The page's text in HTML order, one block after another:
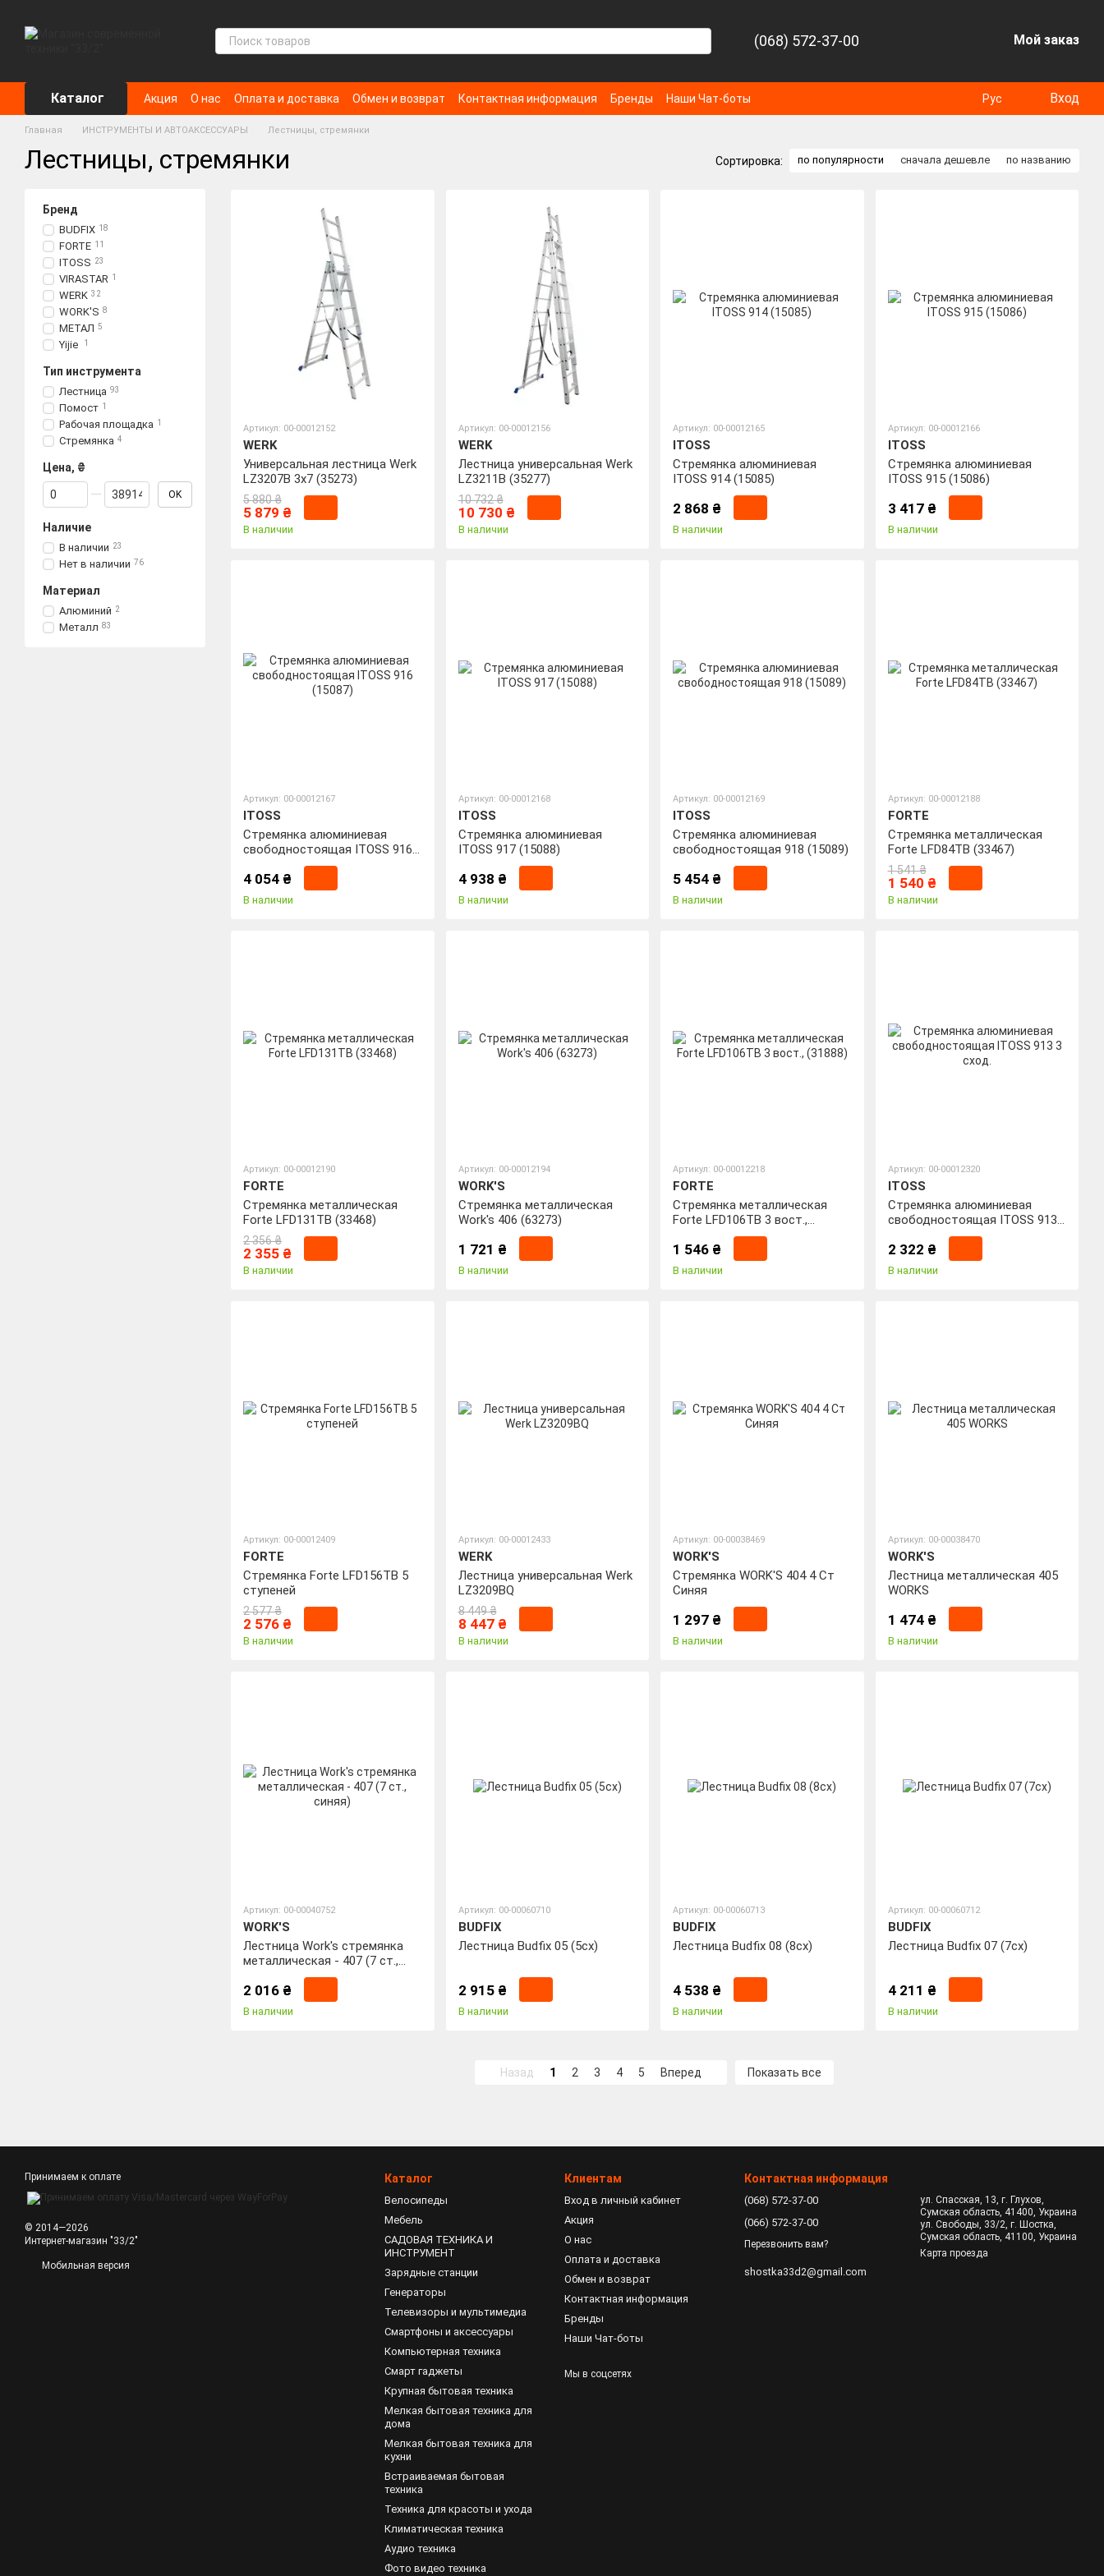
(068) 572-37-00 Мой заказ
Каталог Акция О нас Оплата и доставка Обмен и возврат Контактная информация Бренды Наши Чат-боты Рус Вход
Главная ИНСТРУМЕНТЫ И АВТОАКСЕССУАРЫ Лестницы, стремянки
Лестницы, стремянки Сортировка: по популярности сначала дешевле по названию
Артикул: 00-00012152
WERK
Универсальная лестница Werk
LZ3207B 3х7 (35273)
5 880 ₴
5 879 ₴
В наличии
Артикул: 00-00012156
WERK
Лестница универсальная Werk
LZ3211B (35277)
10 732 ₴
10 730 ₴
В наличии
Артикул: 00-00012165
ITOSS
Стремянка алюминиевая
ITOSS 914 (15085)
2 868 ₴
В наличии
Артикул: 00-00012166
ITOSS
Стремянка алюминиевая
ITOSS 915 (15086)
3 417 ₴
В наличии
Артикул: 00-00012167
ITOSS
Стремянка алюминиевая
свободностоящая ITOSS 916
4 054 ₴
В наличии
Артикул: 00-00012168
ITOSS
Стремянка алюминиевая
ITOSS 917 (15088)
4 938 ₴
В наличии
Артикул: 00-00012169
ITOSS
Стремянка алюминиевая
свободностоящая 918 (15089)
5 454 ₴
В наличии
Артикул: 00-00012188
FORTE
Стремянка металлическая
Forte LFD84TB (33467)
1 541 ₴
1 540 ₴
В наличии
Артикул: 00-00012190
FORTE
Стремянка металлическая
Forte LFD131TB (33468)
2 356 ₴
2 355 ₴
В наличии
Артикул: 00-00012194
WORK'S
Стремянка металлическая
Work's 406 (63273)
1 721 ₴
В наличии
Артикул: 00-00012218
FORTE
Стремянка металлическая
Forte LFD106TB 3 вост.,
1 546 ₴
В наличии
Артикул: 00-00012320
ITOSS
Стремянка алюминиевая
свободностоящая ITOSS 913
2 322 ₴
В наличии
Артикул: 00-00012409
FORTE
Стремянка Forte LFD156TB 5
ступеней
2 577 ₴
2 576 ₴
В наличии
Артикул: 00-00012433
WERK
Лестница универсальная Werk
LZ3209BQ
8 449 ₴
8 447 ₴
В наличии
Артикул: 00-00038469
WORK'S
Стремянка WORK'S 404 4 Ст
Синяя
1 297 ₴
В наличии
Артикул: 00-00038470
WORK'S
Лестница металлическая 405
WORKS
1 474 ₴
В наличии
Артикул: 00-00040752
WORK'S
Лестница Work's стремянка
металлическая - 407 (7 ст.,
2 016 ₴
В наличии
Артикул: 00-00060710
BUDFIX
Лестница Budfix 05 (5cx)
2 915 ₴
В наличии
Артикул: 00-00060713
BUDFIX
Лестница Budfix 08 (8cx)
4 538 ₴
В наличии
Артикул: 00-00060712
BUDFIX
Лестница Budfix 07 (7cx)
4 211 ₴
В наличии
Назад 1 2 3 4 5 Вперед Показать все
Бренд
BUDFIX 18
FORTE 11
ITOSS 23
VIRASTAR 1
WERK 32
WORK'S 8
МЕТАЛ 5
Yijie 1
Тип инструмента
Лестница 93
Помост 1
Рабочая площадка 1
Стремянка 4
Цена, ₴
От Цена, ₴
До Цена, ₴ OK
Наличие
В наличии 23
Нет в наличии 76
Материал
Алюминий 2
Металл 83
Принимаем к оплате
© 2014—2026
Интернет-магазин "33/2"
Мобильная версия
Каталог
Велосипеды
Мебель
САДОВАЯ ТЕХНИКА И
ИНСТРУМЕНТ
Зарядные станции
Генераторы
Телевизоры и мультимедиа
Смартфоны и аксессуары
Компьютерная техника
Смарт гаджеты
Крупная бытовая техника
Мелкая бытовая техника для
дома
Мелкая бытовая техника для
кухни
Встраиваемая бытовая
техника
Техника для красоты и ухода
Климатическая техника
Аудио техника
Фото видео техника
Клиентам
Вход в личный кабинет
Акция
О нас
Оплата и доставка
Обмен и возврат
Контактная информация
Бренды
Наши Чат-боты
Мы в соцсетях
Контактная информация
(068) 572-37-00
(066) 572-37-00
Перезвонить вам?
shostka33d2@gmail.com
ул. Спасская, 13, г. Глухов,
Сумская область, 41400, Украина
ул. Свободы, 33/2, г. Шостка,
Сумская область, 41100, Украина
Карта проезда